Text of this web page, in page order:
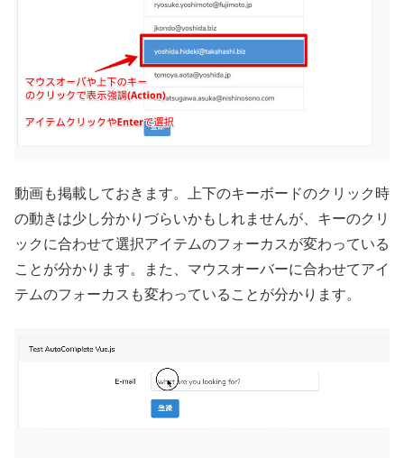
動画も掲載しておきます。上下のキーボードのクリック時
の動きは少し分かりづらいかもしれませんが、キーのクリ
ックに合わせて選択アイテムのフォーカスが変わっている
ことが分かります。また、マウスオーバーに合わせてアイ
テムのフォーカスも変わっていることが分かります。